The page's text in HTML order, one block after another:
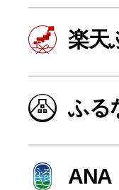
よく見
楽天
ふる
ANA